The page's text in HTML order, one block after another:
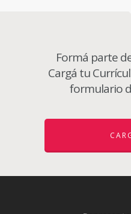
Formá parte
Cargá tu
formulario